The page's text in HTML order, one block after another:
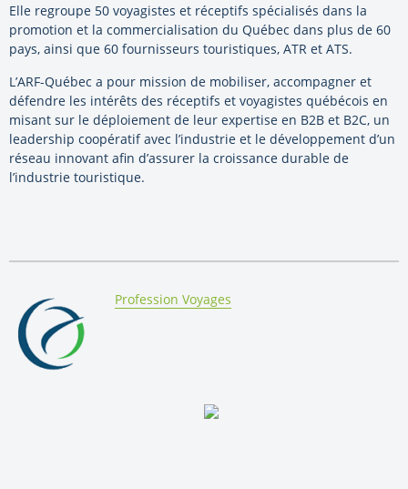
Elle regroupe 50 voyagistes et réceptifs spécialisés dans la
promotion et la commercialisation du Québec dans plus de 60
pays, ainsi que 60 fournisseurs touristiques, ATR et ATS.
L’ARF-Québec a pour mission de mobiliser, accompagner et
défendre les intérêts des réceptifs et voyagistes québécois en
misant sur le déploiement de leur expertise en B2B et B2C, un
leadership coopératif avec l’industrie et le développement d’un
réseau innovant afin d’assurer la croissance durable de
l’industrie touristique.
By:
Profession Voyages